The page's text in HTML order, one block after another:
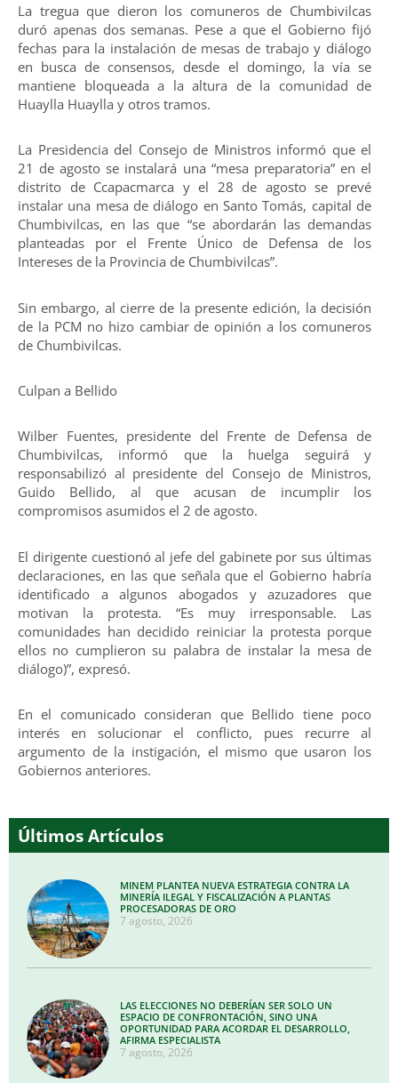
La tregua que dieron los comuneros de Chumbivilcas
duró apenas dos semanas. Pese a que el Gobierno fijó
fechas para la instalación de mesas de trabajo y diálogo
en busca de consensos, desde el domingo, la vía se
mantiene bloqueada a la altura de la comunidad de
Huaylla Huaylla y otros tramos.
La Presidencia del Consejo de Ministros informó que el
21 de agosto se instalará una “mesa preparatoria” en el
distrito de Ccapacmarca y el 28 de agosto se prevé
instalar una mesa de diálogo en Santo Tomás, capital de
Chumbivilcas, en las que “se abordarán las demandas
planteadas por el Frente Único de Defensa de los
Intereses de la Provincia de Chumbivilcas”.
Sin embargo, al cierre de la presente edición, la decisión
de la PCM no hizo cambiar de opinión a los comuneros
de Chumbivilcas.
Culpan a Bellido
Wilber Fuentes, presidente del Frente de Defensa de
Chumbivilcas, informó que la huelga seguirá y
responsabilizó al presidente del Consejo de Ministros,
Guido Bellido, al que acusan de incumplir los
compromisos asumidos el 2 de agosto.
El dirigente cuestionó al jefe del gabinete por sus últimas
declaraciones, en las que señala que el Gobierno habría
identificado a algunos abogados y azuzadores que
motivan la protesta. “Es muy irresponsable. Las
comunidades han decidido reiniciar la protesta porque
ellos no cumplieron su palabra de instalar la mesa de
diálogo)”, expresó.
En el comunicado consideran que Bellido tiene poco
interés en solucionar el conflicto, pues recurre al
argumento de la instigación, el mismo que usaron los
Gobiernos anteriores.
Últimos Artículos
MINEM PLANTEA NUEVA ESTRATEGIA CONTRA LA
MINERÍA ILEGAL Y FISCALIZACIÓN A PLANTAS
PROCESADORAS DE ORO
7 agosto, 2026
LAS ELECCIONES NO DEBERÍAN SER SOLO UN
ESPACIO DE CONFRONTACIÓN, SINO UNA
OPORTUNIDAD PARA ACORDAR EL DESARROLLO,
AFIRMA ESPECIALISTA
7 agosto, 2026